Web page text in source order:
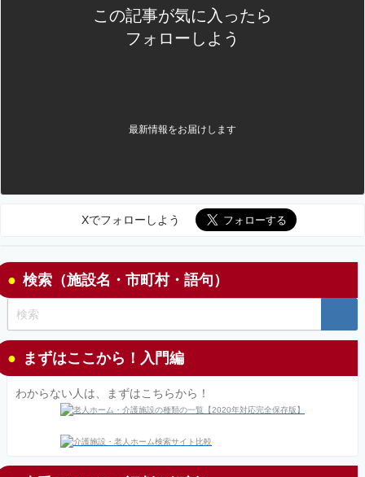
この記事が気に入ったら
フォローしよう
最新情報をお届けします
Xでフォローしよう
検索（施設名・市町村・語句）
まずはここから！入門編
わからない人は、まずはこちらから！